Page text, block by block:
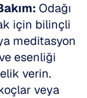
Odağı
için bilinçli
meditasyon
esenliği
verin.
veya